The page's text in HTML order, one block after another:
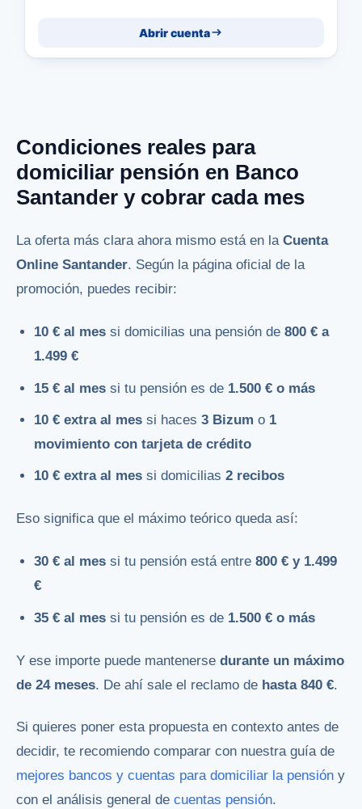
Abrir cuenta
Condiciones reales para
domiciliar pensión en Banco
Santander y cobrar cada mes
La oferta más clara ahora mismo está en la Cuenta
Online Santander. Según la página oficial de la
promoción, puedes recibir:
10 € al mes si domicilias una pensión de800 € a
1.499 €
15 € al mes si tu pensión es de 1.500 € o más
10 € extra al mes si haces3 Bizum o 1
movimiento con tarjeta de crédito
10 € extra al mes si domicilias2 recibos
Eso significa que el máximo teórico queda así:
30 € al mes si tu pensión está entre800 € y 1.499
€
35 € al mes si tu pensión es de 1.500 € o más
Y ese importe puede mantenerse durante un máximo
de 24 meses. De ahí sale el reclamo de hasta 840 €.
Si quieres poner esta propuesta en contexto antes de
decidir, te recomiendo comparar con nuestra guía de
mejores bancos y cuentas para domiciliar la pensión y
con el análisis general de cuentas pensión.